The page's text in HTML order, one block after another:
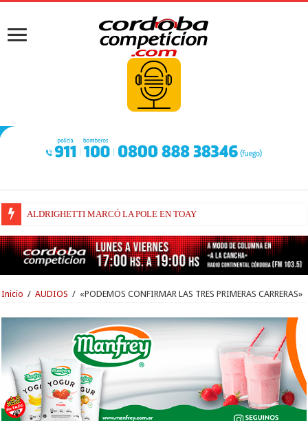
ALDRIGHETTI MARCÓ LA POLE EN TOAY
FENESTRAZ SUFRIÓ EN SUGO Y LARGARÁ DESDE EL 16° LUGAR
Inicio / AUDIOS / «PODEMOS CONFIRMAR LAS TRES PRIMERAS CARRERAS»